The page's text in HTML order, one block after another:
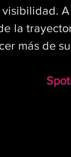
la
más de